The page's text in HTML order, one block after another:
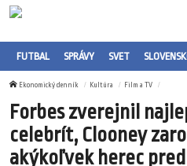
FUTBAL SPRÁVY SVET
Ekonomický denník Kultúra Film a TV
Forbes zverejnil
celebrít, Clooney
akýkoľvek herec